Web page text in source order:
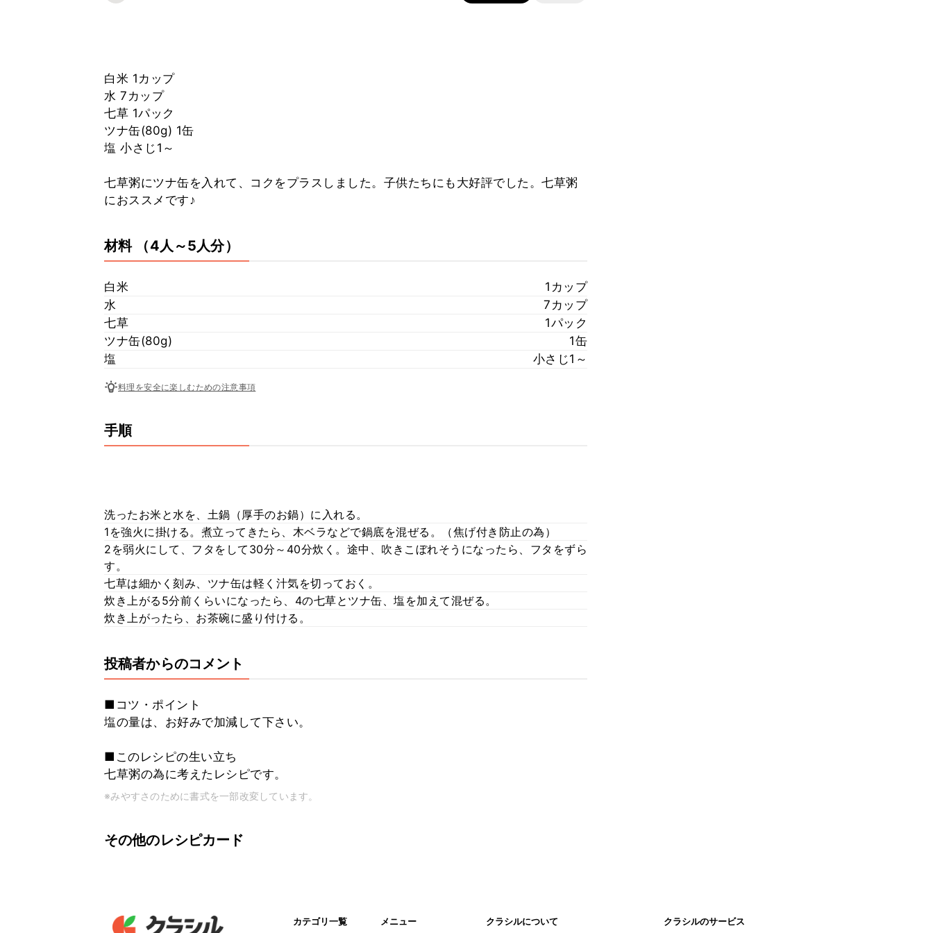
白米 1カップ
水 7カップ
七草 1パック
ツナ缶(80g) 1缶
塩 小さじ1～
七草粥にツナ缶を入れて、コクをプラスしました。子供たちにも大好評でした。七草粥
におススメです♪
材料 （4人～5人分）
白米
1カップ
水
7カップ
七草
1パック
ツナ缶(80g)
1缶
塩
小さじ1～
料理を安全に楽しむための注意事項
手順
洗ったお米と水を、土鍋（厚手のお鍋）に入れる。
1を強火に掛ける。煮立ってきたら、木ベラなどで鍋底を混ぜる。（焦げ付き防止の為）
2を弱火にして、フタをして30分～40分炊く。途中、吹きこぼれそうになったら、フタをずら
す。
七草は細かく刻み、ツナ缶は軽く汁気を切っておく。
炊き上がる5分前くらいになったら、4の七草とツナ缶、塩を加えて混ぜる。
炊き上がったら、お茶碗に盛り付ける。
投稿者からのコメント
■コツ・ポイント
塩の量は、お好みで加減して下さい。
■このレシピの生い立ち
七草粥の為に考えたレシピです。
※みやすさのために書式を一部改変しています。
その他のレシピカード
カテゴリ一覧 メニュー クラシルについて クラシルのサービス